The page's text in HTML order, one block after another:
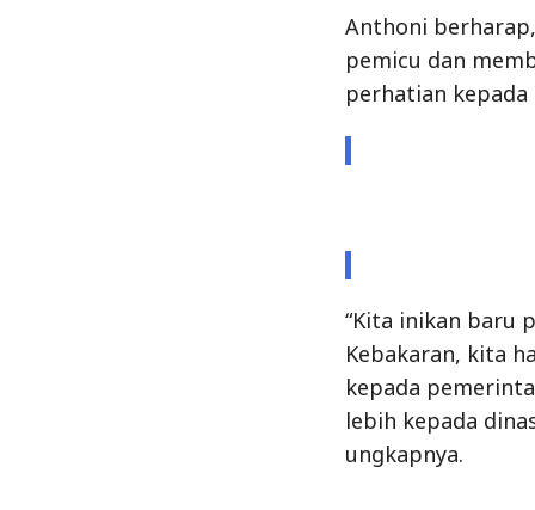
Anthoni
pemicu dan
perhatian kepada
“Kita inikan baru
Kebakaran, kita
kepada
lebih kepada
ungkapnya.